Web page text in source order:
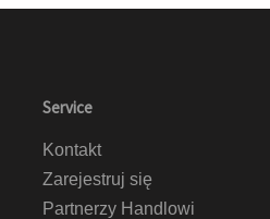
Service
Kontakt
Zarejestruj się
Partnerzy Handlowi